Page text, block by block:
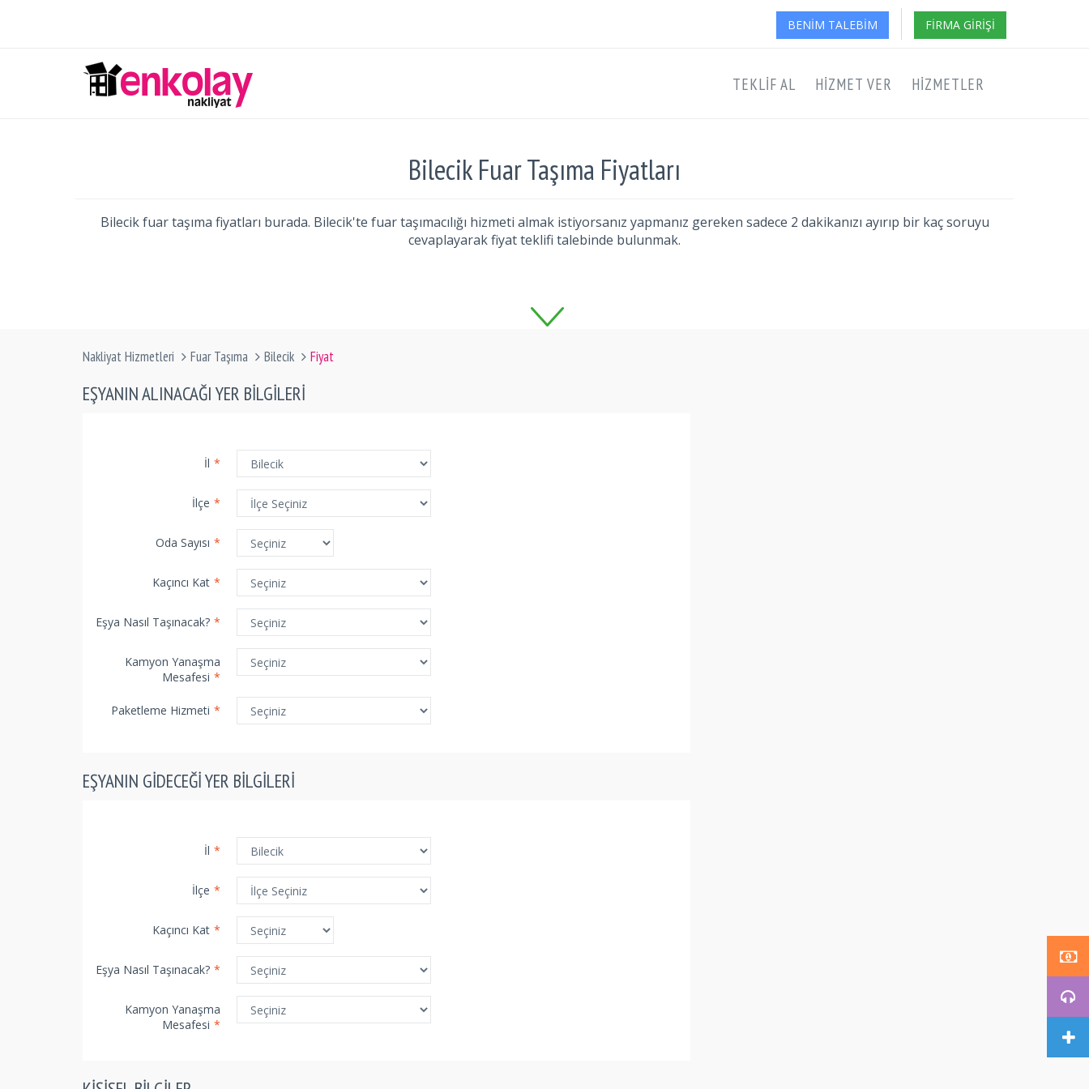
BENIM TALEBIM FIRMA GIRIŞI
TEKLIF AL HIZMET VER HIZMETLER
Bilecik Fuar Taşıma Fiyatları
Bilecik fuar taşıma fiyatları burada. Bilecik'te fuar taşımacılığı hizmeti almak istiyorsanız yapmanız gereken sadece 2 dakikanızı ayırıp bir kaç soruyu
cevaplayarak fiyat teklifi talebinde bulunmak.
Nakliyat Hizmetleri Fuar Taşıma Bilecik Fiyat
EŞYANIN ALINACAĞI YER BILGILERI
İl *
İlçe *
Oda Sayısı *
Kaçıncı Kat *
Eşya Nasıl Taşınacak? *
Kamyon Yanaşma
Mesafesi *
Paketleme Hizmeti *
EŞYANIN GIDECEĞI YER BILGILERI
İl *
İlçe *
Kaçıncı Kat *
Eşya Nasıl Taşınacak? *
Kamyon Yanaşma
Mesafesi *